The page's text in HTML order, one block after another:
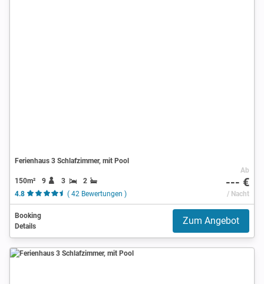
Ferienhaus 3 Schlafzimmer, mit Pool
150m² 9 3
2
4.8
( 42 Bewertungen )
Ab
--- €
/ Nacht
Booking
Details
Zum Angebot